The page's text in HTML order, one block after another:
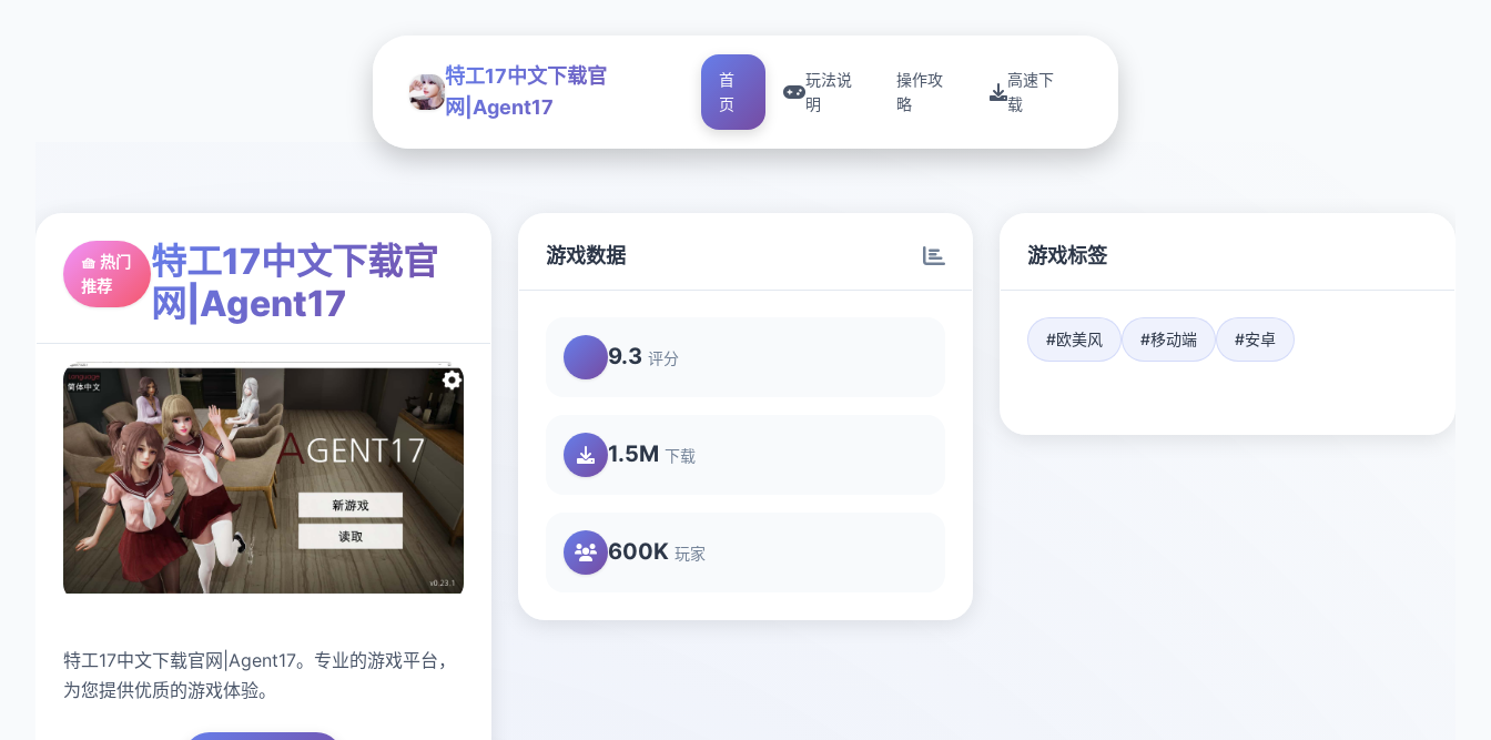
特工17中文下载官
网|Agent17
首
页
玩法说
明
操作攻
略
高速下
载
🧺 热门
推荐
特工17中文下载官
网|Agent17
特工17中文下载官网|Agent17。专业的游戏平台，
为您提供优质的游戏体验。
游戏数据
9.3 评分
1.5M 下载
600K 玩家
游戏标签
#欧美风 #移动端 #安卓